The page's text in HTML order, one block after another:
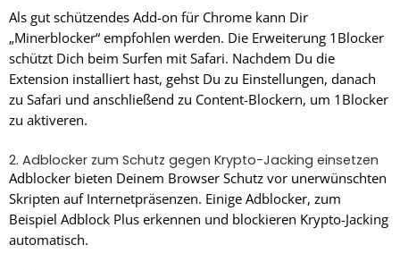
Als gut schützendes Add-on für Chrome kann Dir
„Minerblocker“ empfohlen werden. Die Erweiterung 1Blocker
schützt Dich beim Surfen mit Safari. Nachdem Du die
Extension installiert hast, gehst Du zu Einstellungen, danach
zu Safari und anschließend zu Content-Blockern, um 1Blocker
zu aktiveren.
2. Adblocker zum Schutz gegen Krypto-Jacking einsetzen
Adblocker bieten Deinem Browser Schutz vor unerwünschten
Skripten auf Internetpräsenzen. Einige Adblocker, zum
Beispiel Adblock Plus erkennen und blockieren Krypto-Jacking
automatisch.